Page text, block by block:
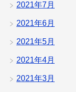
2021年7月
2021年6月
2021年5月
2021年4月
2021年3月